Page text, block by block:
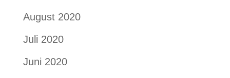
August 2020
Juli 2020
Juni 2020